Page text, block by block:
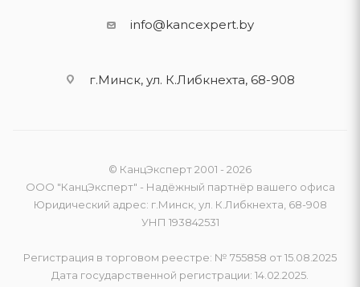
info@kancexpert.by
г.Минск, ул. К.Либкнехта, 68-908
© КанцЭксперт 2001 - 2026
ООО "КанцЭксперт" - Надёжный партнёр вашего офиса
Юридический адрес: г.Минск, ул. К.Либкнехта, 68-908
УНП 193842531
Регистрация в торговом реестре: № 755858 от 15.08.2025
Дата государственной регистрации: 14.02.2025.